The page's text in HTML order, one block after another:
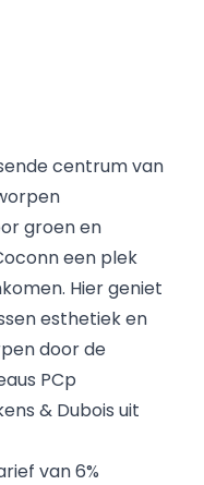
centrum van
groen en
een plek
Hier geniet
esthetiek en
door de
PCp
& Dubois uit
van 6%